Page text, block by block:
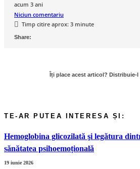
acum 3 ani
Niciun comentariu
Timp citire aprox: 3 minute
Hemoglobina glicozilată şi legătura
sănătatea psihoemoțională
19 iunie 2026